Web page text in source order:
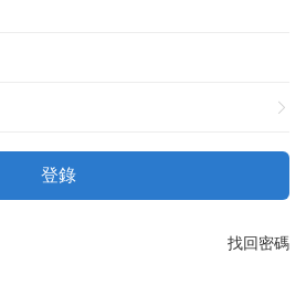
登錄
找回密碼